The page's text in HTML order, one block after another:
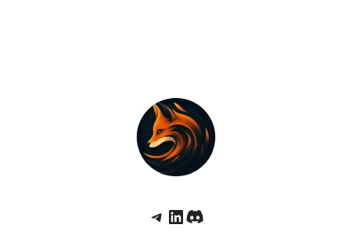
botnet DDoS Kimwolf
Vulnerabilidad RCE en Gogs expone
repositorios y servidores Git